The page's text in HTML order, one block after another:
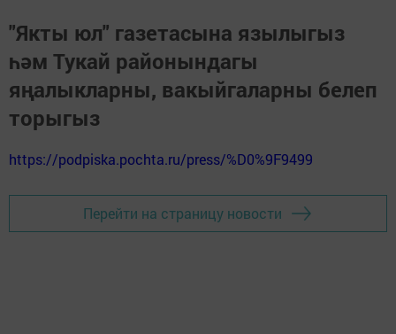
"Якты юл" газетасына язылыгыз
һәм Тукай районындагы
яңалыкларны, вакыйгаларны белеп
торыгыз
https://podpiska.pochta.ru/press/%D0%9F9499
Перейти на страницу новости